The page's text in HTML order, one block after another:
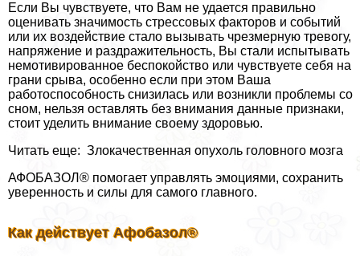
Если Вы чувствуете, что Вам не удается правильно
оценивать значимость стрессовых факторов и событий
или их воздействие стало вызывать чрезмерную тревогу,
напряжение и раздражительность, Вы стали испытывать
немотивированное беспокойство или чувствуете себя на
грани срыва, особенно если при этом Ваша
работоспособность снизилась или возникли проблемы cо
сном, нельзя оставлять без внимания данные признаки,
стоит уделить внимание своему здоровью.
Читать еще: Злокачественная опухоль головного мозга
АФОБАЗОЛ® помогает управлять эмоциями, сохранить
уверенность и силы для самого главного.
Как действует Афобазол®